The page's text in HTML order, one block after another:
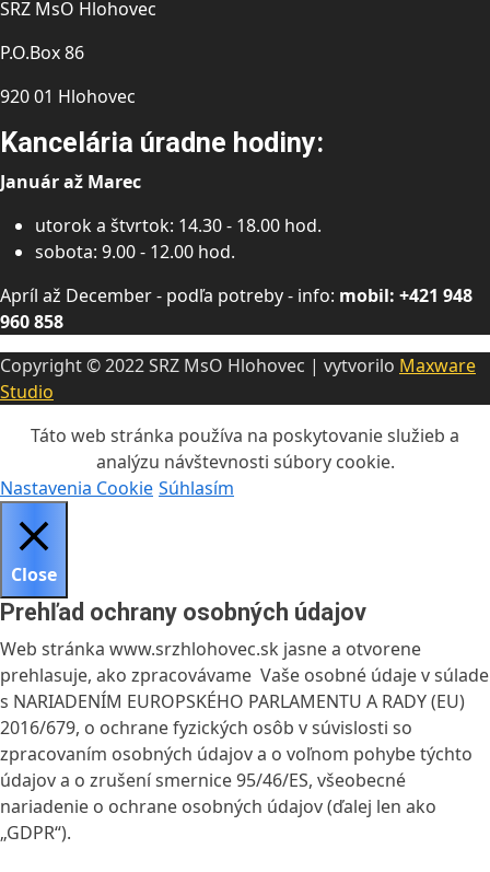
SRZ MsO Hlohovec
P.O.Box 86
920 01 Hlohovec
Kancelária úradne hodiny:
Január až Marec
utorok a štvrtok: 14.30 - 18.00 hod.
sobota: 9.00 - 12.00 hod.
Apríl až December - podľa potreby - info: mobil: +421 948
960 858
Copyright © 2022 SRZ MsO Hlohovec | vytvorilo Maxware
Studio
Táto web stránka používa na poskytovanie služieb a
analýzu návštevnosti súbory cookie.
Nastavenia Cookie Súhlasím
Close
Prehľad ochrany osobných údajov
Web stránka www.srzhlohovec.sk jasne a otvorene
prehlasuje, ako zpracovávame Vaše osobné údaje v súlade
s NARIADENÍM EUROPSKÉHO PARLAMENTU A RADY (EU)
2016/679, o ochrane fyzických osôb v súvislosti so
zpracovaním osobných údajov a o voľnom pohybe týchto
údajov a o zrušení smernice 95/46/ES, všeobecné
nariadenie o ochrane osobných údajov (ďalej len ako
„GDPR“).